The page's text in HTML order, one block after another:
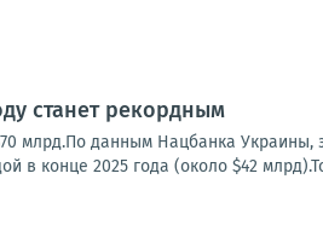
станет рекордным
млрд.По данным Нацбанка
в конце 2025 года (около $42